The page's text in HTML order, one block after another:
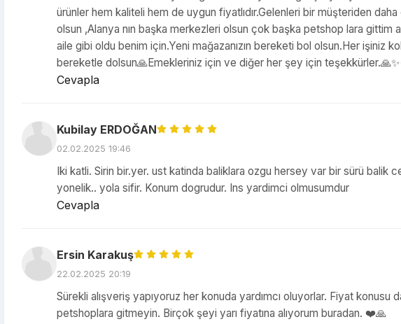
ürünler hem kaliteli hem de uygun fiyatlıdır.Gelenleri bir müşteriden
olsun ,Alanya nın başka merkezleri olsun çok başka petshop lara gittim
aile gibi oldu benim için.Yeni mağazanızın bereketi bol olsun.Her işiniz
bereketle dolsun🙏Emekleriniz için ve diğer her şey için
Cevapla
Kubilay ERDOĞAN
02.02.2025 19:46
Iki katli. Sirin bir.yer. ust katinda baliklara ozgu hersey var bir sürü balik
yonelik.. yola sifir. Konum dogrudur. Ins yardimci olmusumdur
Cevapla
Ersin Karakuş
22.02.2025 20:19
Sürekli alışveriş yapıyoruz her konuda yardımcı oluyorlar. Fiyat
petshoplara gitmeyin. Birçok şeyi yarı fiyatına alıyorum buradan. ❤️🙏